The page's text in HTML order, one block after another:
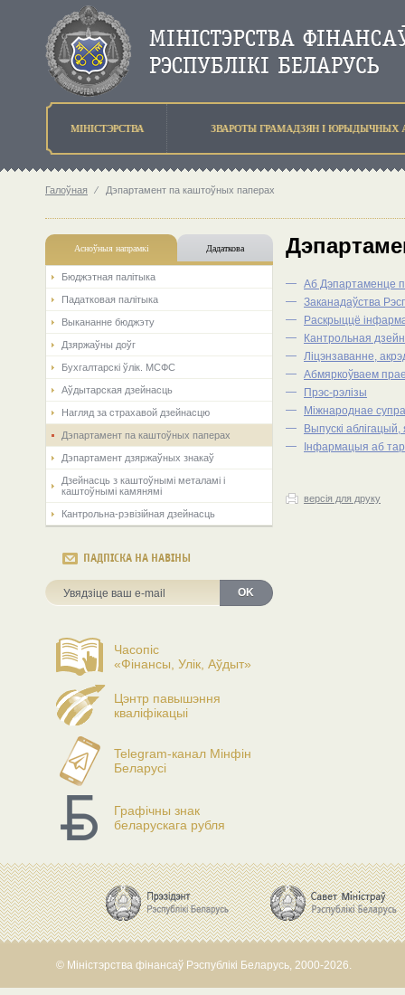
МIНIСТЭРСТВА ЗВАРОТЫ ГРАМАДЗЯН I ЮРЫДЫЧНЫХ
Галоўная ⁄ Дэпартамент па каштоўных паперах
Асноўныя напрамкi Дадаткова
Бюджэтная палiтыка
Падатковая палітыка
Выкананне бюджэту
Дзяржаўны доўг
Бухгалтарскі ўлік. МСФС
Аўдытарская дзейнасць
Нагляд за страхавой дзейнасцю
Дэпартамент па каштоўных паперах
Дэпартамент дзяржаўных знакаў
Дзейнасць з каштоўнымі металамі і
каштоўнымі камянямі
Кантрольна-рэвізійная дзейнасць
ПАДПІСКА НА НАВІНЫ
OK
Часопіс
«Фінансы, Улік, Аўдыт»
Цэнтр павышэння
кваліфікацыі
Telegram-канал Мінфін
Беларусі
Графічны знак
беларускага рубля
—Аб Дэпартаменце
—Заканадаўства
—Раскрыццё
—Кантрольная
—Ліцэнзаванне,
—Абмяркоўваем
—Прэс-рэлізы
—Мiжнароднае
—Выпускі
—Інфармацыя аб
версія для друку
© Міністэрства фінансаў Рэспублікі Беларусь, 2000-2026.